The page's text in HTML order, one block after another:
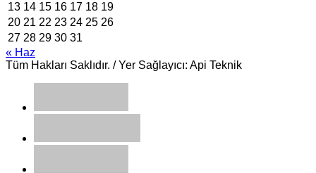
13 14 15 16 17 18 19
20 21 22 23 24 25 26
27 28 29 30 31
« Haz
Tüm Hakları Saklıdır. / Yer Sağlayıcı: Api Teknik